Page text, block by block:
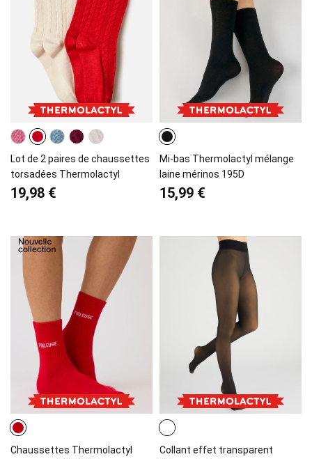
Lot de 2 paires de chaussettes
torsadées Thermolactyl
19,98 €
Mi-bas Thermolactyl mélange
laine mérinos 195D
15,99 €
Chaussettes Thermolactyl
Collant effet transparent